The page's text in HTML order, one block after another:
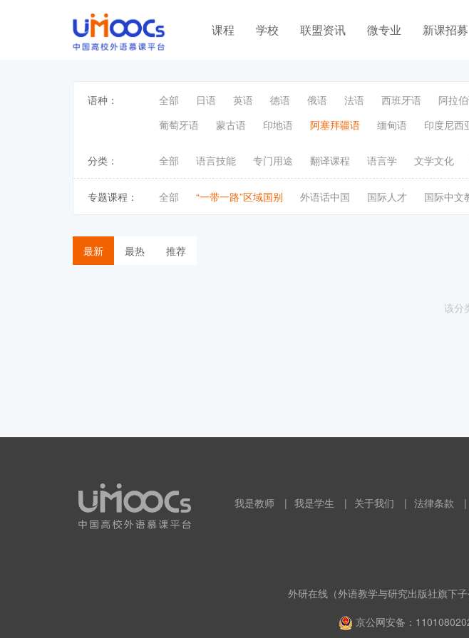
课程 学校 联盟资讯 微专业 新课招募
语种： 全部 日语 英语 德语 俄语 法语 西班牙语 阿拉
葡萄牙语
蒙古语 印地语 阿塞拜疆语 缅甸语 印度尼西
分类： 全部 语言技能 专门用途 翻译课程 语言学 文学文化
专题课程： 全部 “一带一路”区域国别 外语话中国 国际人才 国际中文
最新 最热 推荐
该分
我是教师 | 我是学生 | 关于我们 | 法律条款 |
外研在线（外语教学与研究出版社旗下
京公网安备：